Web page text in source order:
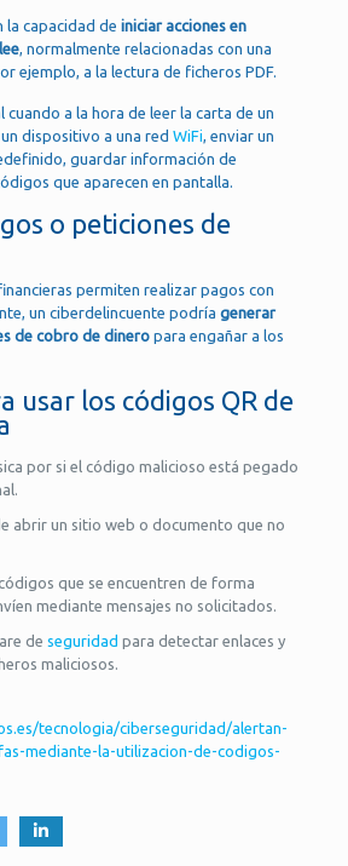
la capacidad de iniciar acciones en
, normalmente relacionadas con una
ejemplo, a la lectura de ficheros PDF.
cuando a la hora de leer la carta de un
dispositivo a una red WiFi, enviar un
guardar información de
que aparecen en pantalla.
o peticiones de
permiten realizar pagos con
un ciberdelincuente podría generar
de cobro de dinero para engañar a los
usar los códigos QR de
por si el código malicioso está pegado
abrir un sitio web o documento que no
que se encuentren de forma
mediante mensajes no solicitados.
de seguridad para detectar enlaces y
maliciosos.
tecnologia/ciberseguridad/alertan-
mediante-la-utilizacion-de-codigos-